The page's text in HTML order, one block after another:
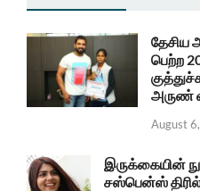
தேசிய
பெற்ற
அருண்
August
இருக்கையின்
சஸ்பென்ஸ்